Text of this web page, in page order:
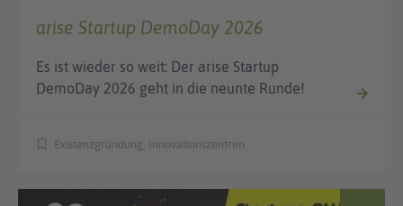
arise Startup DemoDay 2026
Es ist wieder so weit: Der arise Startup
DemoDay 2026 geht in die neunte Runde!
Existenzgründung, Innovationszentren